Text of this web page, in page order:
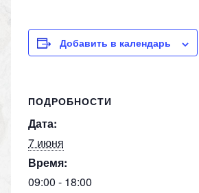
n
o
a
ss
e
gr
m
at
s
p
y
Добавить в календарь
ПОДРОБНОСТИ
Дата:
7 июня
Время:
09:00 - 18:00